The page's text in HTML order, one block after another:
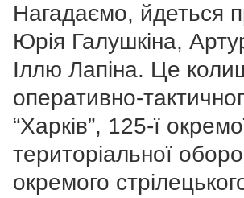
Нагадаємо, йдеться
Юрія Галушкіна,
Іллю Лапіна. Це
оперативно-
“Харків”, 125-ї
територіальної
окремого